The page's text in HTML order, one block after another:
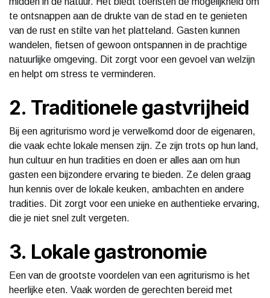
te ontsnappen aan de drukte van de stad en te genieten
van de rust en stilte van het platteland. Gasten kunnen
wandelen, fietsen of gewoon ontspannen in de prachtige
natuurlijke omgeving. Dit zorgt voor een gevoel van welzijn
en helpt om stress te verminderen.
2. Traditionele gastvrijheid
Bij een agriturismo word je verwelkomd door de eigenaren,
die vaak echte lokale mensen zijn. Ze zijn trots op hun land,
hun cultuur en hun tradities en doen er alles aan om hun
gasten een bijzondere ervaring te bieden. Ze delen graag
hun kennis over de lokale keuken, ambachten en andere
tradities. Dit zorgt voor een unieke en authentieke ervaring,
die je niet snel zult vergeten.
3. Lokale gastronomie
Een van de grootste voordelen van een agriturismo is het
heerlijke eten. Vaak worden de gerechten bereid met